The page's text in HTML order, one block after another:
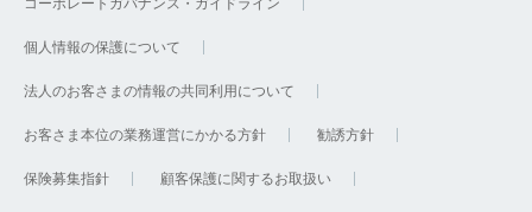
コーポレートガバナンス・ガイドライン
個人情報の保護について
法人のお客さまの情報の共同利用について
お客さま本位の業務運営にかかる方針 勧誘方針
保険募集指針 顧客保護に関するお取扱い